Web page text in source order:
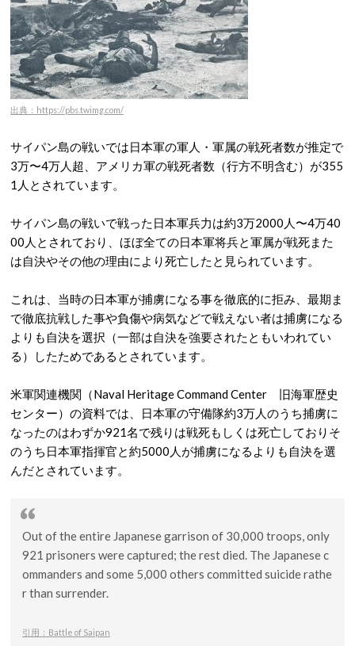
出典：https://pbs.twimg.com/
サイパン島の戦いでは日本軍の軍人・軍属の戦死者数が推定で
3万〜4万人超、アメリカ軍の戦死者数（行方不明含む）が355
1人とされています。
サイパン島の戦いで戦った日本軍兵力は約3万2000人〜4万40
00人とされており、ほぼ全ての日本軍将兵と軍属が戦死また
は自決やその他の理由により死亡したと見られています。
これは、当時の日本軍が捕虜になる事を徹底的に拒み、最期ま
で徹底抗戦した事や負傷や病気などで戦えない者は捕虜になる
よりも自決を選択（一部は自決を強要されたともいわれてい
る）したためであるとされています。
米軍関連機関（Naval Heritage Command Center 旧海軍歴史
センター）の資料では、日本軍の守備隊約3万人のうち捕虜に
なったのはわずか921名で残りは戦死もしくは死亡しておりそ
のうち日本軍指揮官と約5000人が捕虜になるよりも自決を選
んだとされています。
Out of the entire Japanese garrison of 30,000 troops, only
921 prisoners were captured; the rest died. The Japanese c
ommanders and some 5,000 others committed suicide rathe
r than surrender.
引用：Battle of Saipan